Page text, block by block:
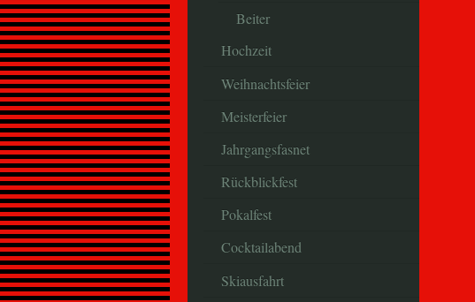
Beiter
Hochzeit
Weihnachtsfeier
Meisterfeier
Jahrgangsfasnet
Rückblickfest
Pokalfest
Cocktailabend
Skiausfahrt